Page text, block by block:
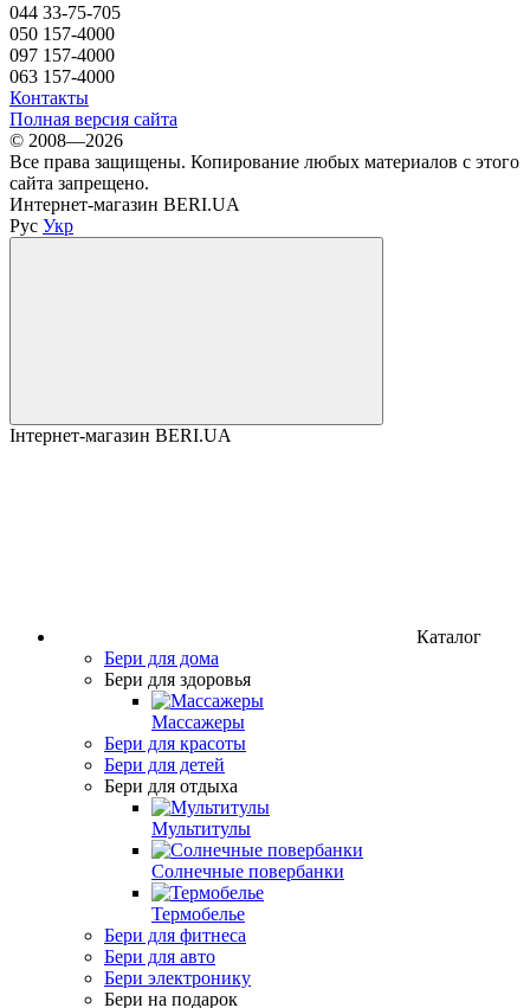
044 33-75-705
050 157-4000
097 157-4000
063 157-4000
Контакты
Полная версия сайта
© 2008—2026
Все права защищены. Копирование любых материалов с этого
сайта запрещено.
Интернет-магазин BERI.UA
Рус Укр
Інтернет-магазин BERI.UA
Каталог
Бери для дома
Бери для здоровья
Массажеры
Бери для красоты
Бери для детей
Бери для отдыха
Мультитулы
Солнечные повербанки
Термобелье
Бери для фитнеса
Бери для авто
Бери электронику
Бери на подарок